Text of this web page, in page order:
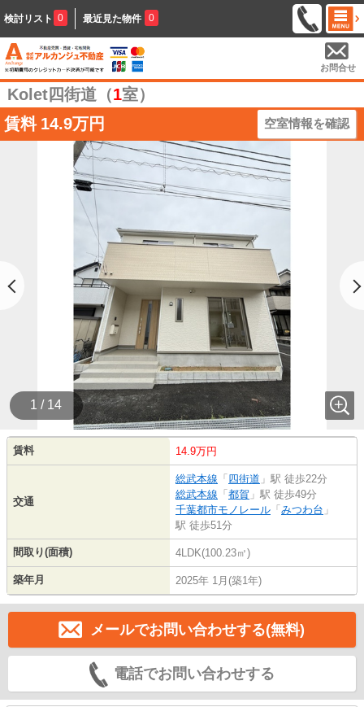
検討リスト 0 最近見た物件 0
お問合せ
Kolet四街道（1室）
賃料 14.9万円 空室情報を確認
1 / 14
賃料 14.9万円
交通
総武本線 「 四街道 」駅 徒歩22分
総武本線 「 都賀 」駅 徒歩49分
千葉都市モノレール 「 みつわ台 」
駅 徒歩51分
間取り(面積) 4LDK(100.23㎡)
築年月 2025年 1月(築1年)
メールでお問い合わせする(無料)
電話でお問い合わせする